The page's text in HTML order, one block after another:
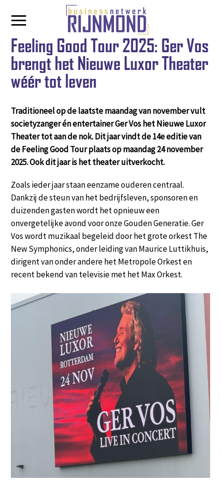
Feeling Good Tour 2025: Ger Vos
brengt het Nieuwe Luxor Theater
wéér tot leven
Traditioneel op de laatste maandag van november vult
societyzanger én entertainer Ger Vos het Nieuwe Luxor
Theater tot aan de nok. Dit jaar vindt de 14e editie van
de Feeling Good Tour plaats op maandag 24 november
2025. Ook dit jaar is het theater uitverkocht.
Zoals ieder jaar staan eenzame ouderen centraal.
Dankzij de steun van het bedrijfsleven, sponsoren en
duizenden gasten wordt het opnieuw een
onvergetelijke avond voor onze Gouden Generatie. Ger
Vos wordt muzikaal begeleid door het grote orkest The
New Symphonics, onder leiding van Maurice Luttikhuis,
dirigent van onder andere het Metropole Orkest en
recent bekend van televisie met het Max Orkest.